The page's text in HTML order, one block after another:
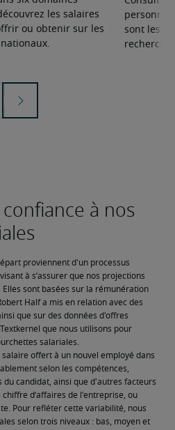
les salaires
ou obtenir sur les
personnel
sont les
proviennent d'un processus
à s’assurer que nos projections
sont basées sur la rémunération
Half a mis en relation avec des
que sur des données d'offres
que nous utilisons pour
salariales.
offert à un nouvel employé dans
selon les compétences,
du candidat, ainsi que d'autres facteurs
d’affaires de l'entreprise, ou
Pour refléter cette variabilité, nous
selon trois niveaux : bas, moyen et